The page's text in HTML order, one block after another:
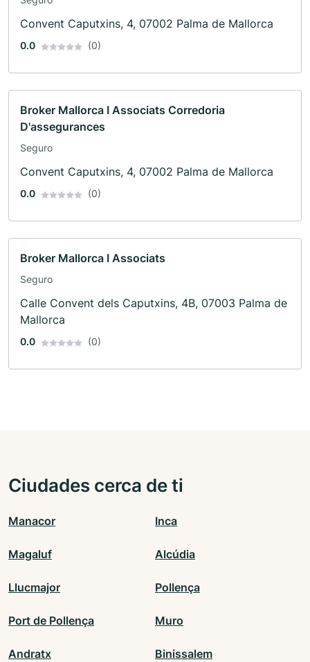
Convent Caputxins, 4, 07002 Palma de Mallorca
0.0 (0)
Broker Mallorca I Associats Corredoria
D'assegurances
Seguro
Convent Caputxins, 4, 07002 Palma de Mallorca
0.0 (0)
Broker Mallorca I Associats
Seguro
Calle Convent dels Caputxins, 4B, 07003 Palma de
Mallorca
0.0 (0)
Ciudades cerca de ti
Manacor Inca
Magaluf Alcúdia
Llucmajor Pollença
Port de Pollença Muro
Andratx Binissalem